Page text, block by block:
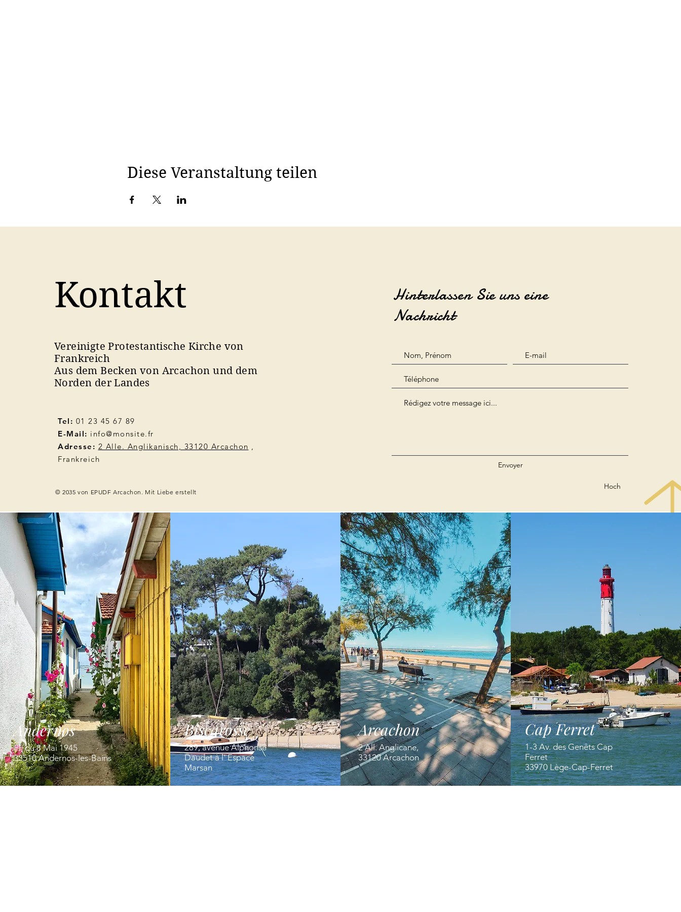
Diese Veranstaltung teilen
Kontakt
Vereinigte Protestantische Kirche von
Frankreich
Aus dem Becken von Arcachon und dem
Norden der Landes
Tel: 01 23 45 67 89
E-Mail: info@monsite.fr
Adresse: 2 Alle. Anglikanisch, 33120 Arcachon ,
Frankreich
© 2035 von EPUDF Arcachon. Mit Liebe erstellt
Hinterlassen Sie uns eine
Nachricht
Envoyer
Hoch
Andernos
Pl. du 8 Mai 1945
33510 Andernos-les-Bains
Biscarosse
289, avenue Alphonse
Daudet à l' Espace
Marsan
Arcachon
2 All. Anglicane,
33120 Arcachon
Cap Ferret
1-3 Av. des Genêts Cap
Ferret
33970 Lège-Cap-Ferret